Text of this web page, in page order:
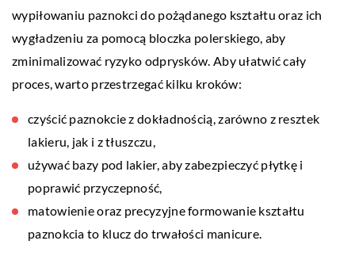
wypiłowaniu paznokci do pożądanego kształtu oraz ich
wygładzeniu za pomocą bloczka polerskiego, aby
zminimalizować ryzyko odprysków. Aby ułatwić cały
proces, warto przestrzegać kilku kroków:
czyścić paznokcie z dokładnością, zarówno z resztek
lakieru, jak i z tłuszczu,
używać bazy pod lakier, aby zabezpieczyć płytkę i
poprawić przyczepność,
matowienie oraz precyzyjne formowanie kształtu
paznokcia to klucz do trwałości manicure.